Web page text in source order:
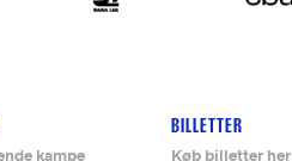
kampe
BILLETTER
Køb billetter her